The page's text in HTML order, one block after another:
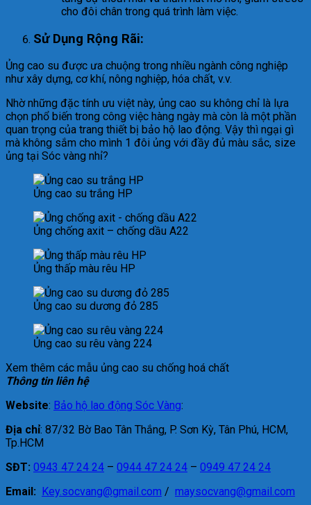
cho đôi chân trong quá trình làm việc.
Sử Dụng Rộng Rãi:
Ủng cao su được ưa chuộng trong nhiều ngành công nghiệp
như xây dựng, cơ khí, nông nghiệp, hóa chất, v.v.
Nhờ những đặc tính ưu việt này, ủng cao su không chỉ là lựa
chọn phổ biến trong công việc hàng ngày mà còn là một phần
quan trọng của trang thiết bị bảo hộ lao động. Vậy thì ngại gì
mà không sắm cho mình 1 đôi ủng với đầy đủ màu sắc, size
ủng tại Sóc vàng nhỉ?
Ủng cao su trắng HP
Ủng chống axit – chống dầu A22
Ủng thấp màu rêu HP
Ủng cao su dương đỏ 285
Ủng cao su rêu vàng 224
Xem thêm các mẫu ủng cao su chống hoá chất
Thông tin liên hệ
Website: Bảo hộ lao động Sóc Vàng:
Địa chỉ: 87/32 Bờ Bao Tân Thắng, P. Sơn Kỳ, Tân Phú, HCM,
Tp.HCM
SĐT: 0943 47 24 24 – 0944 47 24 24 – 0949 47 24 24
Email:
Key.socvang@gmail.com / maysocvang@gmail.com